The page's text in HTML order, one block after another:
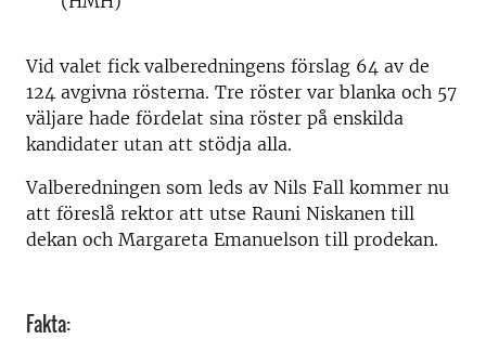
Vid valet fick valberedningens förslag 64 av de
124 avgivna rösterna. Tre röster var blanka och 57
väljare hade fördelat sina röster på enskilda
kandidater utan att stödja alla.
Valberedningen som leds av Nils Fall kommer nu
att föreslå rektor att utse Rauni Niskanen till
dekan och Margareta Emanuelson till prodekan.
Fakta: